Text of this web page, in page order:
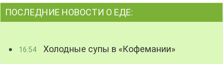
ПОСЛЕДНИЕ НОВОСТИ О ЕДЕ:
16:54 Холодные супы в «Кофемании»